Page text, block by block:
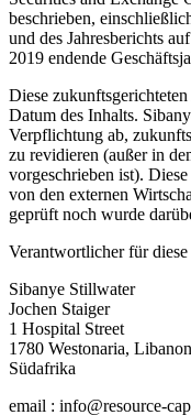
beschrieben,
und des Jahresberichts
2019 endende
Diese
Datum des Inhalts.
Verpflichtung ab,
zu revidieren (außer in
vorgeschrieben ist).
von den externen
geprüft noch wurde
Verantwortlicher für diese
Sibanye Stillwater
Jochen Staiger
1 Hospital Street
1780 Westonaria, Libanon
Südafrika
email : info@resource-